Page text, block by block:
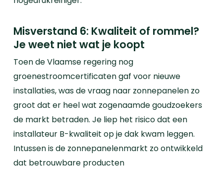
Misverstand 6: Kwaliteit of rommel?
Je weet niet wat je koopt
Toen de Vlaamse regering nog
groenestroomcertificaten gaf voor nieuwe
installaties, was de vraag naar zonnepanelen zo
groot dat er heel wat zogenaamde goudzoekers
de markt betraden. Je liep het risico dat een
installateur B-kwaliteit op je dak kwam leggen.
Intussen is de zonnepanelenmarkt zo ontwikkeld
dat betrouwbare producten